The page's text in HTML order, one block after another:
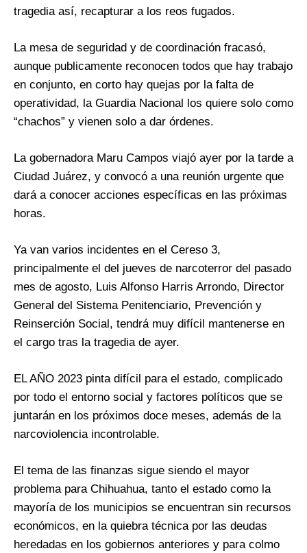
tragedia así, recapturar a los reos fugados.
La mesa de seguridad y de coordinación fracasó,
aunque publicamente reconocen todos que hay trabajo
en conjunto, en corto hay quejas por la falta de
operatividad, la Guardia Nacional los quiere solo como
“chachos” y vienen solo a dar órdenes.
La gobernadora Maru Campos viajó ayer por la tarde a
Ciudad Juárez, y convocó a una reunión urgente que
dará a conocer acciones específicas en las próximas
horas.
Ya van varios incidentes en el Cereso 3,
principalmente el del jueves de narcoterror del pasado
mes de agosto, Luis Alfonso Harris Arrondo, Director
General del Sistema Penitenciario, Prevención y
Reinserción Social, tendrá muy difícil mantenerse en
el cargo tras la tragedia de ayer.
EL AÑO 2023 pinta difícil para el estado, complicado
por todo el entorno social y factores políticos que se
juntarán en los próximos doce meses, además de la
narcoviolencia incontrolable.
El tema de las finanzas sigue siendo el mayor
problema para Chihuahua, tanto el estado como la
mayoría de los municipios se encuentran sin recursos
económicos, en la quiebra técnica por las deudas
heredadas en los gobiernos anteriores y para colmo